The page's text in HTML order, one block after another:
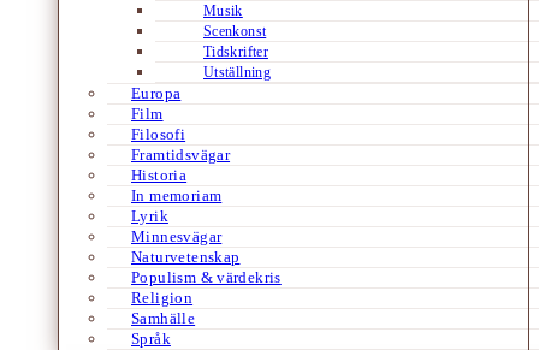
Musik
Scenkonst
Tidskrifter
Utställning
Europa
Film
Filosofi
Framtidsvägar
Historia
In memoriam
Lyrik
Minnesvägar
Naturvetenskap
Populism & värdekris
Religion
Samhälle
Språk